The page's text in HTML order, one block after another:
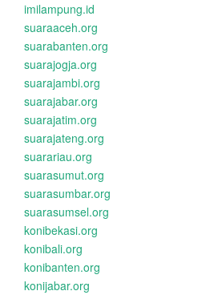
imilampung.id
suaraaceh.org
suarabanten.org
suarajogja.org
suarajambi.org
suarajabar.org
suarajatim.org
suarajateng.org
suarariau.org
suarasumut.org
suarasumbar.org
suarasumsel.org
konibekasi.org
konibali.org
konibanten.org
konijabar.org